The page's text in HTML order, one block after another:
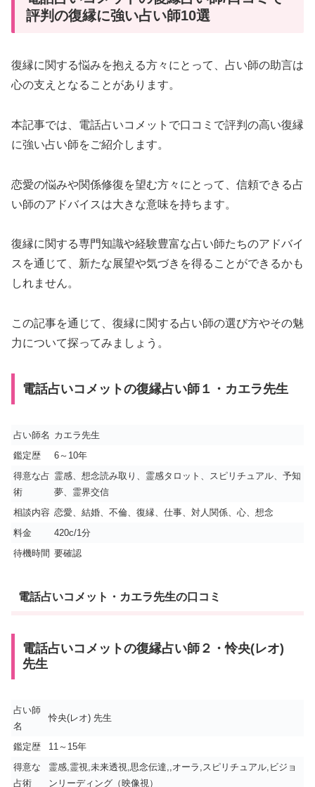
評判の復縁に強い占い師10選
復縁に関する悩みを抱える方々にとって、占い師の助言は
心の支えとなることがあります。
本記事では、電話占いコメットで口コミで評判の高い復縁
に強い占い師をご紹介します。
恋愛の悩みや関係修復を望む方々にとって、信頼できる占
い師のアドバイスは大きな意味を持ちます。
復縁に関する専門知識や経験豊富な占い師たちのアドバイ
スを通じて、新たな展望や気づきを得ることができるかも
しれません。
この記事を通じて、復縁に関する占い師の選び方やその魅
力について探ってみましょう。
電話占いコメットの復縁占い師１・カエラ先生
占い師名 カエラ先生
鑑定歴
6～10年
得意な占
術
霊感、想念読み取り、霊感タロット、スピリチュアル、予知
夢、霊界交信
相談内容 恋愛、結婚、不倫、復縁、仕事、対人関係、心、想念
料金
420c/1分
待機時間 要確認
電話占いコメット・カエラ先生の口コミ
電話占いコメットの復縁占い師２・怜央(レオ)
先生
占い師
名
怜央(レオ) 先生
鑑定歴
11～15年
得意な
占術
霊感,霊視,未来透視,思念伝達,,オーラ,スピリチュアル,ビジョ
ンリーディング（映像視）